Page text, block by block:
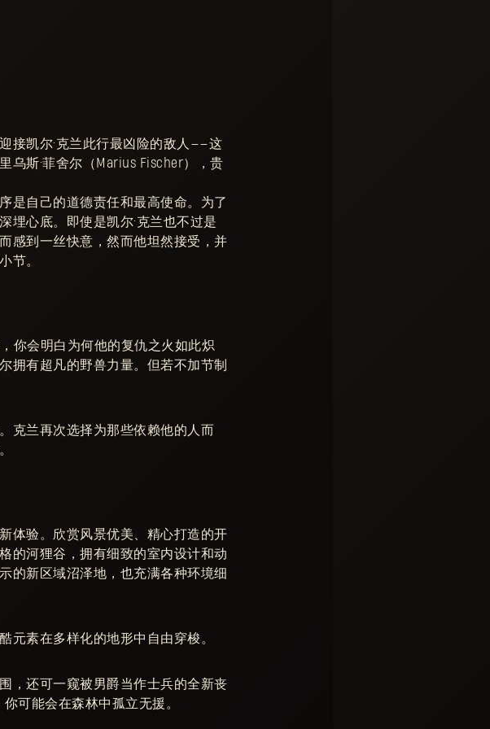
接凯尔·克兰此行最凶险的敌人——这
乌斯·菲舍尔（Marius Fischer），贵
是自己的道德责任和最高使命。为了
埋心底。即使是凯尔·克兰也不过是
感到一丝快意，然而他坦然接受，并
节。
你会明白为何他的复仇之火如此炽
拥有超凡的野兽力量。但若不加节制
克兰再次选择为那些依赖他的人而
体验。欣赏风景优美、精心打造的开
的河狸谷，拥有细致的室内设计和动
的新区域沼泽地，也充满各种环境细
元素在多样化的地形中自由穿梭。
，还可一窥被男爵当作士兵的全新丧
可能会在森林中孤立无援。